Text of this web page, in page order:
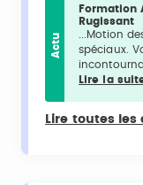
Actu
Formation
Rugissant
...Motion
spéciaux.
Lire la
Lire toutes